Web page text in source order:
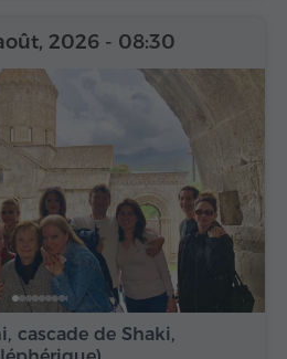
cascade de Shaki,
2026 - 08:30